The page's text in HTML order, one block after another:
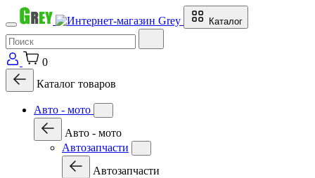
Каталог
0
Каталог товаров
Авто - мото
Авто - мото
Автозапчасти
Автозапчасти